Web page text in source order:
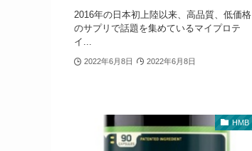
2016年の日本初上陸以来、高品質、低価格
のサプリで話題を集めているマイプロテ
イ...
2022年6月8日 2022年6月8日
HMB